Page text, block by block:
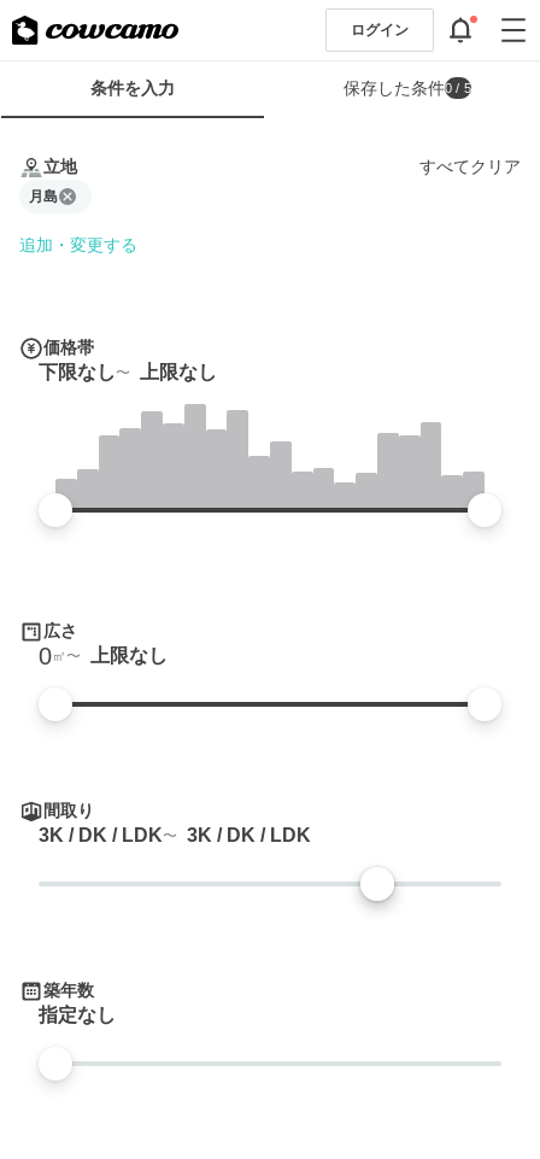
ログイン
条
条件を入力 保存した条件0 / 5
立地 すべてクリア
月島
追加・変更する
価格帯
下限なし 上限なし
広さ
0㎡ 上限なし
間取り
3K / DK / LDK 3K / DK / LDK
築年数
指定なし